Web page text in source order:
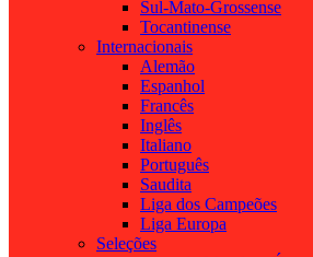
Sul-Mato-Grossense
Tocantinense
Internacionais
Alemão
Espanhol
Francês
Inglês
Italiano
Português
Saudita
Liga dos Campeões
Liga Europa
Seleções